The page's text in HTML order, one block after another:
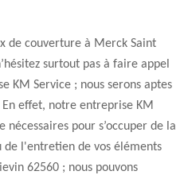
de couverture à Merck Saint
surtout pas à faire appel
KM Service ; nous serons aptes
effet, notre entreprise KM
nécessaires pour s’occuper de la
de l'entretien de vos éléments
62560 ; nous pouvons